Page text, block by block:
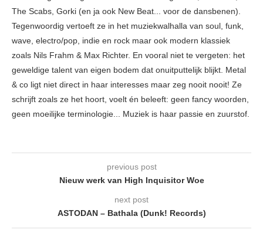
The Scabs, Gorki (en ja ook New Beat... voor de dansbenen).
Tegenwoordig vertoeft ze in het muziekwalhalla van soul, funk,
wave, electro/pop, indie en rock maar ook modern klassiek
zoals Nils Frahm & Max Richter. En vooral niet te vergeten: het
geweldige talent van eigen bodem dat onuitputtelijk blijkt. Metal
& co ligt niet direct in haar interesses maar zeg nooit nooit! Ze
schrijft zoals ze het hoort, voelt én beleeft: geen fancy woorden,
geen moeilijke terminologie... Muziek is haar passie en zuurstof.
previous post
Nieuw werk van High Inquisitor Woe
next post
ASTODAN – Bathala (Dunk! Records)